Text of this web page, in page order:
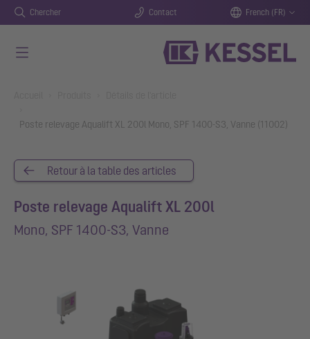
Chercher Contact French (FR)
Poste relevage Aqualift XL 200l Mono, SPF 1400-S3, Vanne (11002)
Retour à la table des articles
Poste relevage Aqualift XL 200l
Mono, SPF 1400-S3, Vanne